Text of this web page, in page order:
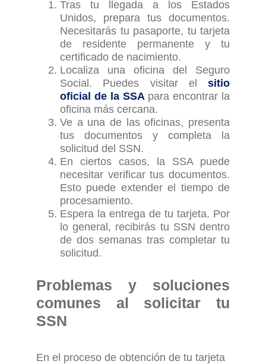
Tras tu llegada a los Estados
Unidos, prepara tus documentos.
Necesitarás tu pasaporte, tu tarjeta
de residente permanente y tu
certificado de nacimiento.
Localiza una oficina del Seguro
Social. Puedes visitar el sitio
oficial de la SSA para encontrar la
oficina más cercana.
Ve a una de las oficinas, presenta
tus documentos y completa la
solicitud del SSN.
En ciertos casos, la SSA puede
necesitar verificar tus documentos.
Esto puede extender el tiempo de
procesamiento.
Espera la entrega de tu tarjeta. Por
lo general, recibirás tu SSN dentro
de dos semanas tras completar tu
solicitud.
Problemas y soluciones
comunes al solicitar tu
SSN
En el proceso de obtención de tu tarjeta